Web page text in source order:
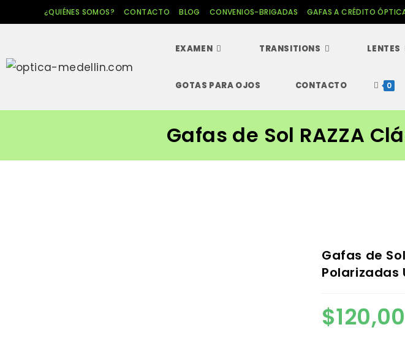
al
¿QUIÉNES SOMOS? CONTACTO BLOG CONVENIOS-BRIGADAS GAFAS A CRÉDITO
EXAMEN TRANSITIONS LENTES
GOTAS PARA OJOS CONTACTO 0
Gafas de Sol RAZZA
Gafas de
Polarizadas
$